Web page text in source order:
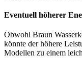
Eventuell höherer
Obwohl Braun
könnte der höhere
Modellen zu einem